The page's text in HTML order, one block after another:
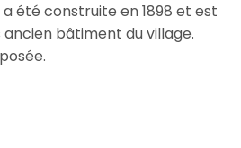
a été construite en 1898 et est
bâtiment du village.